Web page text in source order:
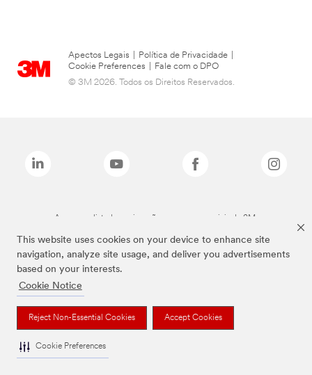
This website uses cookies on your device to enhance site
navigation, analyze site usage, and deliver you advertisements
based on your interests.
Cookie Notice
Reject Non-Essential Cookies Accept Cookies
Cookie Preferences
Apectos Legais Política de Privacidade
Cookie Preferences
Fale com o DPO
© 3M 2026. Todos os Direitos Reservados.
As marcas listadas a cima são marcas comerciais da 3M.